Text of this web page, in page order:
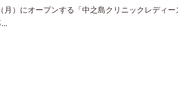
月）にオープンする「中之島クリニックレディ